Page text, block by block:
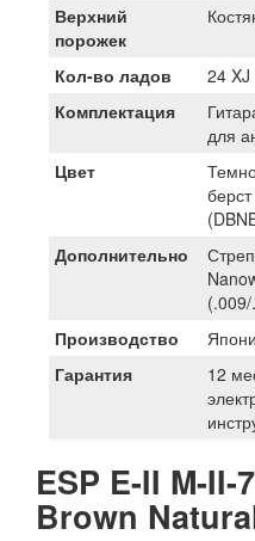
Верхний
порожек
Кол-во ладов
24 XJ
Комплектация
для
Цвет
Дополнительно
Производство
Гарантия
12
ESP E-II M-II-
Brown